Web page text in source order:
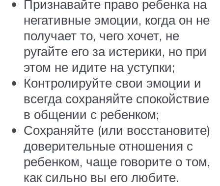
Признавайте право ребенка на
негативные эмоции, когда он не
получает то, чего хочет, не
ругайте его за истерики, но при
этом не идите на уступки;
Контролируйте свои эмоции и
всегда сохраняйте спокойствие
в общении с ребенком;
Сохраняйте (или восстановите)
доверительные отношения с
ребенком, чаще говорите о том,
как сильно вы его любите.